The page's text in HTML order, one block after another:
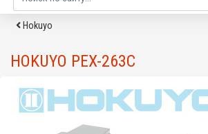
Hokuyo
HOKUYO PEX-263C